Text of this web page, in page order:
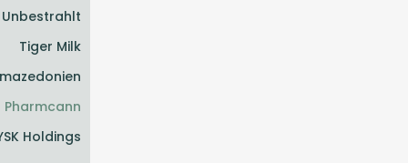
Unbestrahlt
Tiger Milk
Pharmcann
Holdings